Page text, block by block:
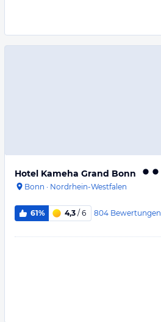
Hotel Kameha Grand Bonn
Bonn · Nordrhein-Westfalen
61% 4,3 / 6 804 Bewertungen